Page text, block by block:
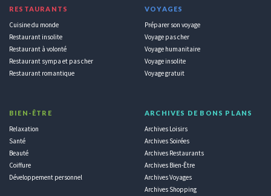
RESTAURANTS
Cuisine du monde
Restaurant insolite
Restaurant à volonté
Restaurant sympa et pas cher
Restaurant romantique
BIEN-ÊTRE
Relaxation
Santé
Beauté
Coiffure
Développement personnel
VOYAGES
Préparer son voyage
Voyage pas cher
Voyage humanitaire
Voyage insolite
Voyage gratuit
ARCHIVES DE BONS PLANS
Archives Loisirs
Archives Soirées
Archives Restaurants
Archives Bien-Être
Archives Voyages
Archives Shopping